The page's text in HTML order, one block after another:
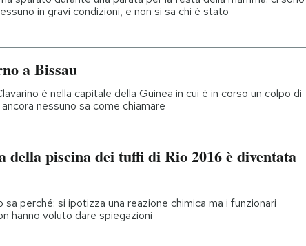
in gravi condizioni, e non si sa chi è stato
a Bissau
è nella capitale della Guinea in cui è in corso un colpo di
nessuno sa come chiamare
della piscina dei tuffi di Rio 2016 è diventata
sa perché: si ipotizza una reazione chimica ma i funzionari
hanno voluto dare spiegazioni